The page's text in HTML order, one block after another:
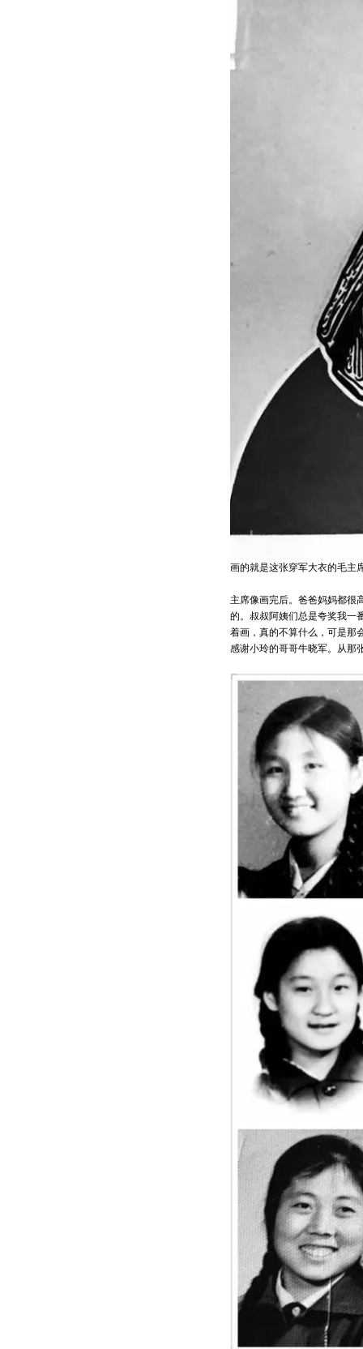
画的就是这张穿军大衣的毛主
主席像画完后。爸爸妈妈都很
的。叔叔阿姨们总是夸奖我一
着画，真的不算什么，可是那
感谢小玲的哥哥牛晓军。从那